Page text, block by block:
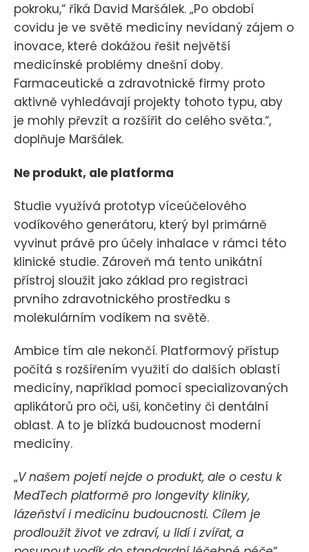
pokroku,“ říká David Maršálek. „Po období
covidu je ve světě medicíny nevídaný zájem o
inovace, které dokážou řešit největší
medicínské problémy dnešní doby.
Farmaceutické a zdravotnické firmy proto
aktivně vyhledávají projekty tohoto typu, aby
je mohly převzít a rozšířit do celého světa.“,
doplňuje Maršálek.
Ne produkt, ale platforma
Studie využívá prototyp víceúčelového
vodíkového generátoru, který byl primárně
vyvinut právě pro účely inhalace v rámci této
klinické studie. Zároveň má tento unikátní
přístroj sloužit jako základ pro registraci
prvního zdravotnického prostředku s
molekulárním vodíkem na světě.
Ambice tím ale nekončí. Platformový přístup
počítá s rozšířením využití do dalších oblastí
medicíny, například pomocí specializovaných
aplikátorů pro oči, uši, končetiny či dentální
oblast. A to je blízká budoucnost moderní
medicíny.
„V našem pojetí nejde o produkt, ale o cestu k
MedTech platformě pro longevity kliniky,
lázeňství i medicínu budoucnosti. Cílem je
prodloužit život ve zdraví, u lidí i zvířat, a